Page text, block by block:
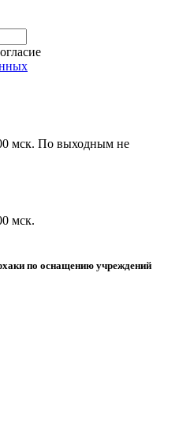
мск. По выходным не
мск.
по оснащению учреждений